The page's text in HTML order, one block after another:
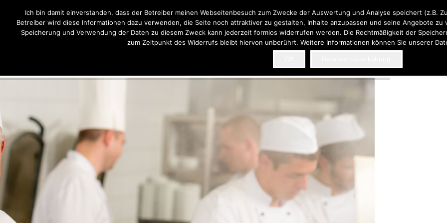
Unsere Leistungen Monitoring –
Ich bin damit einverstanden, dass der Betreiber meinen Webseitenbesuch zum Zwecke der Auswertung und Analyse speichert (z.B.
Betreiber wird diese Informationen dazu verwenden, die Seite noch attraktiver zu gestalten, Inhalte anzupassen und seine Angebote
Speicherung und Verwendung der Daten zu diesem Zweck kann jederzeit formlos widerrufen werden. Die Rechtmäßigkeit der
zum Zeitpunkt des Widerrufs bleibt hiervon unberührt. Weitere Informationen können Sie unserer